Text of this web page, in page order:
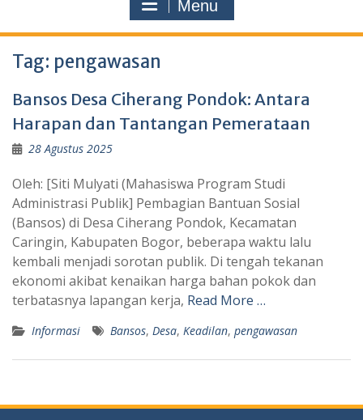
Menu
Tag: pengawasan
Bansos Desa Ciherang Pondok: Antara
Harapan dan Tantangan Pemerataan
28 Agustus 2025
Oleh: [Siti Mulyati (Mahasiswa Program Studi
Administrasi Publik] Pembagian Bantuan Sosial
(Bansos) di Desa Ciherang Pondok, Kecamatan
Caringin, Kabupaten Bogor, beberapa waktu lalu
kembali menjadi sorotan publik. Di tengah tekanan
ekonomi akibat kenaikan harga bahan pokok dan
terbatasnya lapangan kerja, Read More …
Informasi Bansos, Desa, Keadilan, pengawasan